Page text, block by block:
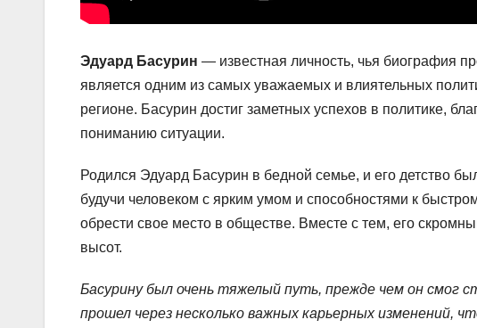
Эдуард Басурин — известная личность, чья биография
является одним из самых уважаемых и влиятельных
регионе. Басурин достиг заметных успехов в политике,
пониманию ситуации.
Родился Эдуард Басурин в бедной семье, и его детство
будучи человеком с ярким умом и способностями к
обрести свое место в обществе. Вместе с тем, его
высот.
Басурину был очень тяжелый путь, прежде чем он смог
прошел через несколько важных карьерных изменений,